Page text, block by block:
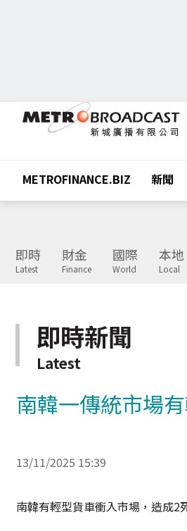
METROFINANCE.BIZ 新聞
即時
Latest
財金
Finance
國際
World
本地
Local
即時新聞
Latest
南韓一傳統市場
13/11/2025 15:39
南韓有輕型貨車衝入市場，造成2